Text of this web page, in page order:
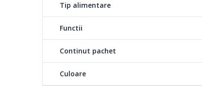
Tip alimentare
Functii
Continut pachet
Culoare